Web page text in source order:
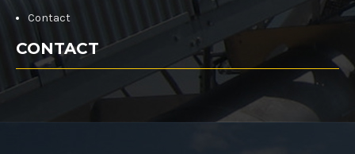
Contact
CONTACT